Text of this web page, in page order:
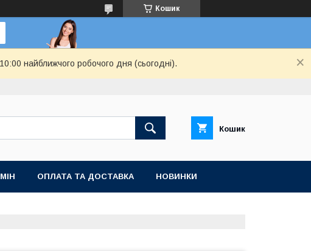
Кошик
найближчого робочого дня (сьогодні).
Кошик
ОПЛАТА ТА ДОСТАВКА НОВИНКИ